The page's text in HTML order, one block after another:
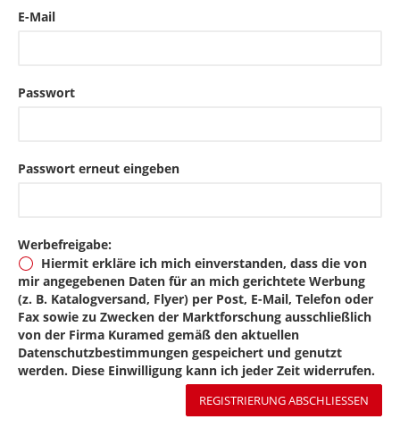
E-Mail
Passwort
Passwort erneut eingeben
Werbefreigabe:
Hiermit erkläre ich mich einverstanden, dass die von
mir angegebenen Daten für an mich gerichtete Werbung
(z. B. Katalogversand, Flyer) per Post, E-Mail, Telefon oder
Fax sowie zu Zwecken der Marktforschung ausschließlich
von der Firma Kuramed gemäß den aktuellen
Datenschutzbestimmungen gespeichert und genutzt
werden. Diese Einwilligung kann ich jeder Zeit widerrufen.